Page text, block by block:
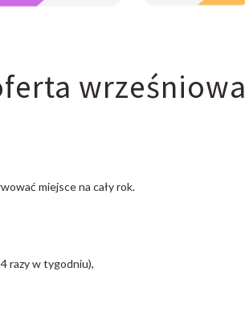
wrześniowa
miejsce na cały rok.
razy w tygodniu),